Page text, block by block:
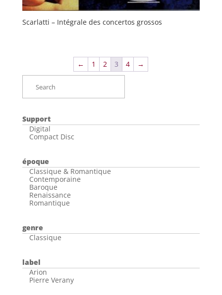
Scarlatti – Intégrale des concertos grossos
← 1 2 3 4 →
Support
Digital
Compact Disc
époque
Classique & Romantique
Contemporaine
Baroque
Renaissance
Romantique
genre
Classique
label
Arion
Pierre Verany